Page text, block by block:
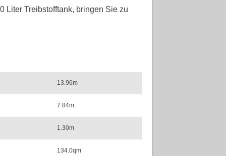
Liter Treibstofftank, bringen Sie zu
13.96m
7.84m
1.30m
134.0qm